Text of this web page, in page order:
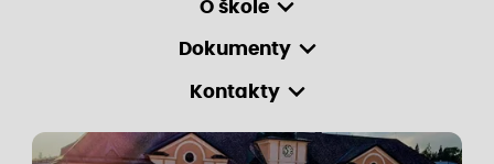
O škole
Dokumenty
Kontakty